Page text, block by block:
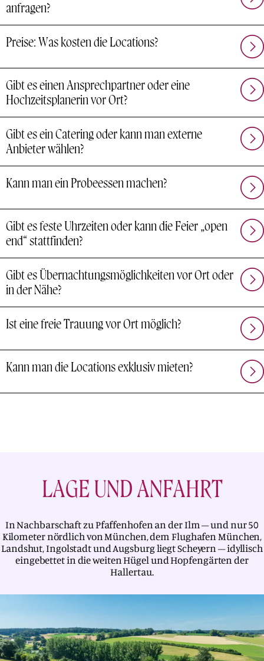
anfragen?
Preise: Was kosten die Locations?
Gibt es einen Ansprechpartner oder eine
Hochzeitsplanerin vor Ort?
Gibt es ein Catering oder kann man externe
Anbieter wählen?
Kann man ein Probeessen machen?
Gibt es feste Uhrzeiten oder kann die Feier „open
end“ stattfinden?
Gibt es Übernachtungsmöglichkeiten vor Ort oder
in der Nähe?
Ist eine freie Trauung vor Ort möglich?
Kann man die Locations exklusiv mieten?
LAGE UND ANFAHRT
In Nachbarschaft zu Pfaffenhofen an der Ilm – und nur 50
Kilometer nördlich von München, dem Flughafen München,
Landshut, Ingolstadt und Augsburg liegt Scheyern – idyllisch
eingebettet in die weiten Hügel und Hopfengärten der
Hallertau.